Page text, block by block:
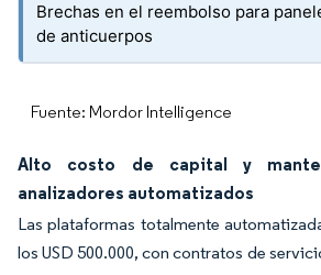
Brechas en el reembolso para
de anticuerpos
Fuente: Mordor Intelligence
Alto costo de capital y
analizadores automatizados
Las plataformas totalmente
los USD 500.000, con contratos de